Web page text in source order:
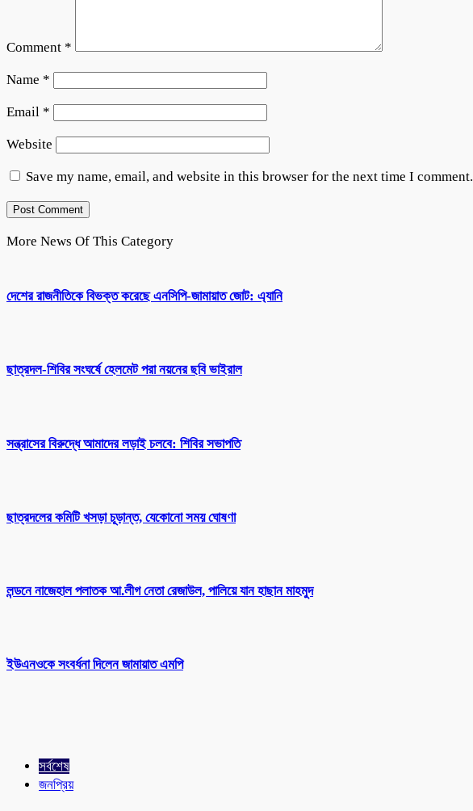
Comment *
Name *
Email *
Website
Save my name, email, and website in this browser for the next time I comment.
More News Of This Category
দেশের রাজনীতিকে বিভক্ত করেছে এনসিপি-জামায়াত জোট: এ্যানি
ছাত্রদল-শিবির সংঘর্ষে হেলমেট পরা নয়নের ছবি ভাইরাল
সন্ত্রাসের বিরুদ্ধে আমাদের লড়াই চলবে: শিবির সভাপতি
ছাত্রদলের কমিটি খসড়া চূড়ান্ত, যেকোনো সময় ঘোষণা
লন্ডনে নাজেহাল পলাতক আ.লীগ নেতা রেজাউল, পালিয়ে যান হাছান মাহমুদ
ইউএনওকে সংবর্ধনা দিলেন জামায়াত এমপি
সর্বশেষ
জনপ্রিয়